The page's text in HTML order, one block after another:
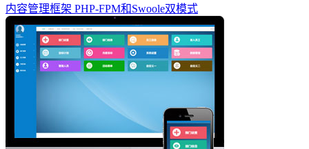
内容管理框架 PHP-FPM和Swoole双模式